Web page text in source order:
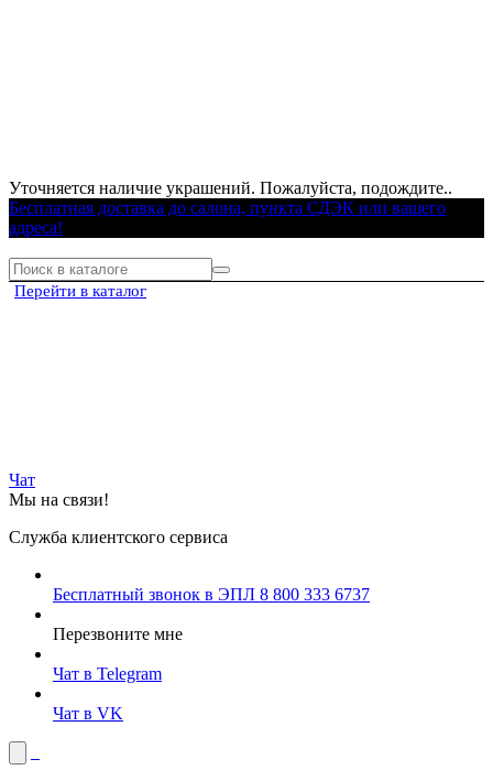
Уточняется наличие украшений. Пожалуйста, подождите..
Бесплатная доставка до салона, пункта СДЭК или вашего
адреса!
Перейти в каталог
Чат
Мы на связи!
Служба клиентского сервиса
Бесплатный звонок в ЭПЛ 8 800 333 6737
Перезвоните мне
Чат в Telegram
Чат в VK